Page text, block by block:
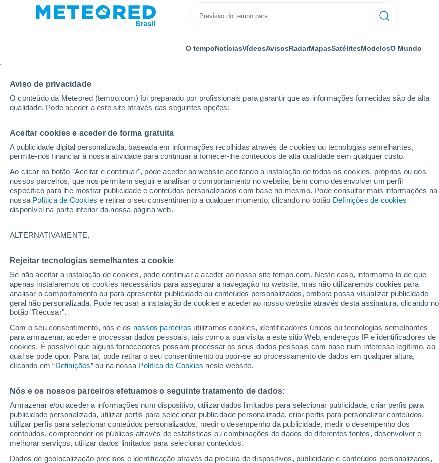
Aviso de privacidade
O conteúdo da Meteored (tempo.com) foi preparado por profissionais para garantir que as informações fornecidas são de alta
qualidade. Pode aceder a este site através das seguintes opções:
Aceitar cookies e aceder de forma gratuita
A publicidade digital personalizada, baseada em informações recolhidas através de cookies ou tecnologias semelhantes,
permite-nos financiar a nossa atividade para continuar a fornecer-lhe conteúdos de alta qualidade sem qualquer custo.
Ao clicar no botão "Aceitar e continuar", pode aceder ao website aceitando a instalação de todos os cookies, próprios ou dos
nossos parceiros, que nos permitem seguir e analisar o comportamento no website, bem como desenvolver um perfil
específico para lhe mostrar publicidade e conteúdos personalizados com base no mesmo. Pode consultar mais informações na
nossa Política de Cookies e retirar o seu consentimento a qualquer momento, clicando no botão Definições de cookies
disponível na parte inferior da nossa página web.
ALTERNATIVAMENTE,
Rejeitar tecnologias semelhantes a cookie
Se não aceitar a instalação de cookies, pode continuar a aceder ao nosso site tempo.com. Neste caso, informamo-lo de que
apenas instalaremos os cookies necessários para assegurar a navegação no website, mas não utilizaremos cookies para
analisar o comportamento ou para apresentar publicidade ou conteúdos personalizados, embora possa visualizar publicidade
geral não personalizada. Pode recusar a instalação de cookies e aceder ao nosso website através desta assinatura, clicando no
botão "Recusar".
Com o seu consentimento, nós e os nossos parceiros utilizamos cookies, identificadores únicos ou tecnologias semelhantes
para armazenar, aceder e processar dados pessoais, tais como a sua visita a este sitio Web, endereços IP e identificadores de
cookies. É possível que alguns fornecedores possam processar os seus dados pessoais com base num interesse legítimo, ao
qual se pode opor. Para tal, pode retirar o seu consentimento ou opor-se ao processamento de dados em qualquer altura,
clicando em “Definições” ou na nossa Política de Cookies neste website.
Nós e os nossos parceiros efetuamos o seguinte tratamento de dados:
Armazenar e/ou aceder a informações num dispositivo, utilizar dados limitados para selecionar publicidade, criar perfis para
publicidade personalizada, utilizar perfis para selecionar publicidade personalizada, criar perfis para personalizar conteúdos,
utilizar perfis para selecionar conteúdos personalizados, medir o desempenho da publicidade, medir o desempenho dos
conteúdos, compreender os públicos através de estatísticas ou combinações de dados de diferentes fontes, desenvolver e
melhorar serviços, utilizar dados limitados para selecionar conteúdos.
Dados de geolocalização precisos e identificação através da procura de dispositivos, publicidade e conteúdos personalizados,
O tempoNotíciasVídeosAvisosRadarMapasSatélitesModelosO Mundo
Início Rússia Oblast de Tula Localidades
O tempo em todas as cidades do Oblast de
Tula
O tempo em todas as cidades do Oblast de Tula
Языково
Березово
Богданово
Болохово
Большие Озерки
Бородинский
Быковка
Черепеть
Чернь
Черная Грязь
Коптево
Кропотово
Круглики
Куракино
Кузьменки
Ланьшинский
Малевка
Манаенки
Менделеевский